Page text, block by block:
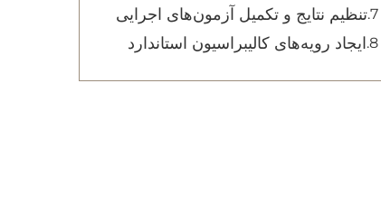
تنظیم نتایج و تکمیل آزمون‌های اجرایی
ایجاد رویه‌های کالیبراسیون استاندارد